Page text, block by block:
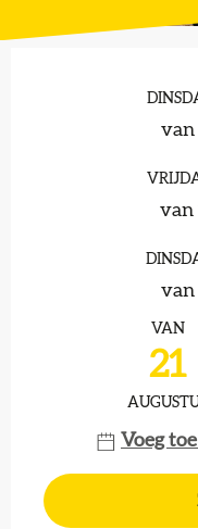
van
van
van
VAN
21
Voeg